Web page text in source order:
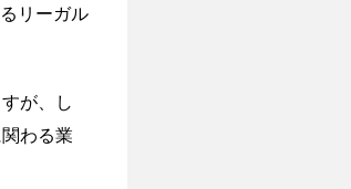
リーガル
が、し
わる業